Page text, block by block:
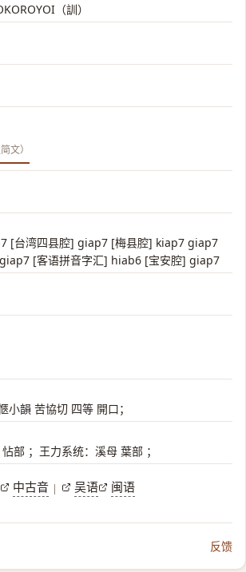
（訓）
文）
[台湾四县腔] giap7 [梅县腔] kiap7 giap7
[客语拼音字汇] hiab6 [宝安腔] giap7
小韻 苦協切 四等 開口；
部 ；王力系统：溪母 葉部 ；
中古音 | 吴语 闽语
反馈